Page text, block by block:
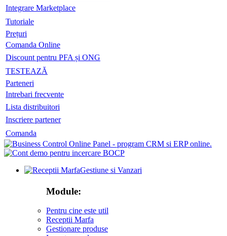
Integrare Marketplace
Tutoriale
Prețuri
Comanda Online
Discount pentru PFA și ONG
TESTEAZĂ
Parteneri
Intrebari frecvente
Lista distribuitori
Inscriere partener
Comanda
Gestiune si Vanzari
Module:
Pentru cine este util
Receptii Marfa
Gestionare produse